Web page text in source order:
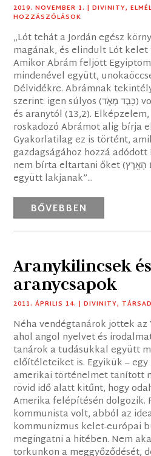
2019. NOVEMBER 1. |DIVINITY,
HOZZÁSZÓLÁSOK
„Lót tehát a Jordán egész
magának, és elindult Lót kelet
Amikor Abrám feljött
mindenével együtt,
Délvidékre. Abrámnak
szerint: igen súlyos (כָּבֵ֣ד מְאֹ֑ד) volt a barmoktól, ezüsttől
és aranytól (13,2).
roskadozó Abrámot alig bírja
Gyakorlatilag ez is történt,
gazdagságához hozzá adódott
nem bírta eltartani őket (וְלֹא־נָשָׂ֥א אֹתָ֛ם הָאָ֖רֶץ), hogy
együtt lakjanak”...
BŐVEBBEN
Aranykilincsek és
aranycsapok
2011. ÁPRILIS 14. |DIVINITY,
Néha vendégtanárok jöttek az
ahol angol nyelvet és
tanárok a tudásukkal együtt
előítéleteiket is. Egyikük –
amerikai történelmet tanított
rövid idő alatt kitűnt, hogy
Amerika felépítésén dolgozik.
kommunista volt, abból az
kommunizmus kelet-európai
megingatni a hitében. Nem